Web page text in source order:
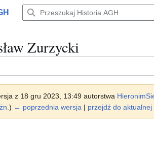
Zurzycki
z 18 gru 2023, 13:49 autorstwa
) ← poprzednia wersja | przejdź do aktualnej